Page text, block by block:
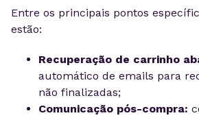
Entre os principais pontos
estão:
Recuperação de carrinho
automático de emails para
não finalizadas;
Comunicação pós-compra: